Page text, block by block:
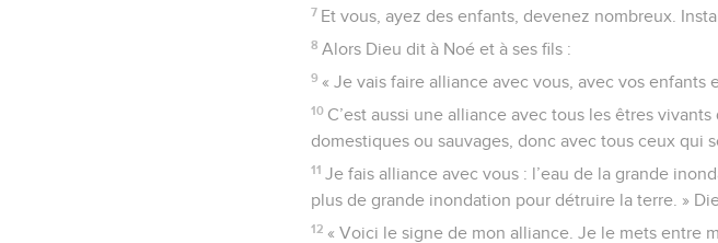
7 Et vous, ayez des enfants, devenez nombreux.
8 Alors Dieu dit à Noé et à ses fils :
9 « Je vais faire alliance avec vous, avec vos enfants
10 C’est aussi une alliance avec tous les êtres
domestiques ou sauvages, donc avec tous ceux qui
11 Je fais alliance avec vous : l’eau de la grande
plus de grande inondation pour détruire la terre. »
12 « Voici le signe de mon alliance. Je le mets entre